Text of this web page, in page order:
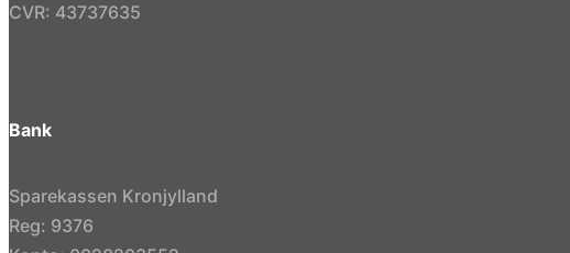
CVR: 43737635
Bank
Sparekassen Kronjylland
Reg: 9376